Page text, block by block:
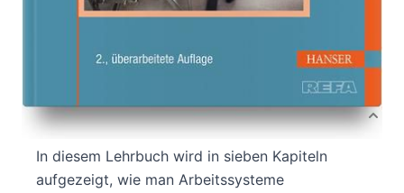
Bibliografische Daten
Autor:innenbeschreibung
Produktbeschreibung
In diesem Lehrbuch wird in sieben Kapiteln
aufgezeigt, wie man Arbeitssysteme